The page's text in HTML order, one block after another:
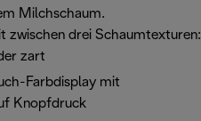
Milchschaum.
zwischen drei Schaumtexturen:
zart
Farbdisplay mit
Knopfdruck